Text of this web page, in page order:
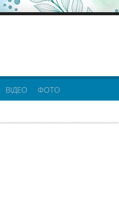
ВІДЕО ФОТО